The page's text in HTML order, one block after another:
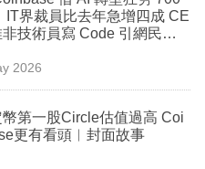
IT界裁員比去年急增四成 CE
非技術員寫 Code 引網民驚
2026
幣第一股Circle估值過高 Coi
更有看頭︳封面故事